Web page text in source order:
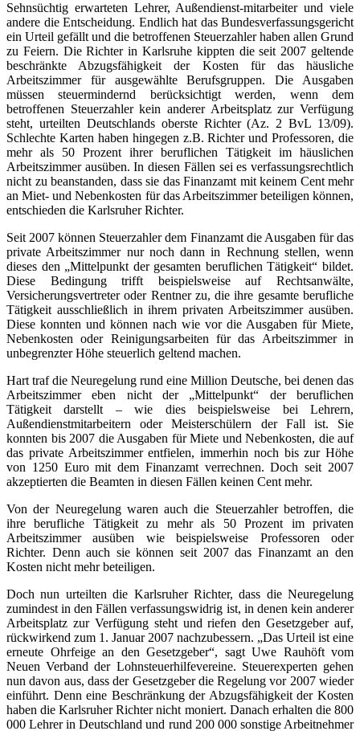
Sehnsüchtig erwarteten Lehrer, Außendienst-mitarbeiter und viele
andere die Entscheidung. Endlich hat das Bundesverfassungsgericht
ein Urteil gefällt und die betroffenen Steuerzahler haben allen Grund
zu Feiern. Die Richter in Karlsruhe kippten die seit 2007 geltende
beschränkte Abzugsfähigkeit der Kosten für das häusliche
Arbeitszimmer für ausgewählte Berufsgruppen. Die Ausgaben
müssen steuermindernd berücksichtigt werden, wenn dem
betroffenen Steuerzahler kein anderer Arbeitsplatz zur Verfügung
steht, urteilten Deutschlands oberste Richter (Az. 2 BvL 13/09).
Schlechte Karten haben hingegen z.B. Richter und Professoren, die
mehr als 50 Prozent ihrer beruflichen Tätigkeit im häuslichen
Arbeitszimmer ausüben. In diesen Fällen sei es verfassungsrechtlich
nicht zu beanstanden, dass sie das Finanzamt mit keinem Cent mehr
an Miet- und Nebenkosten für das Arbeitszimmer beteiligen können,
entschieden die Karlsruher Richter.
Seit 2007 können Steuerzahler dem Finanzamt die Ausgaben für das
private Arbeitszimmer nur noch dann in Rechnung stellen, wenn
dieses den „Mittelpunkt der gesamten beruflichen Tätigkeit“ bildet.
Diese Bedingung trifft beispielsweise auf Rechtsanwälte,
Versicherungsvertreter oder Rentner zu, die ihre gesamte berufliche
Tätigkeit ausschließlich in ihrem privaten Arbeitszimmer ausüben.
Diese konnten und können nach wie vor die Ausgaben für Miete,
Nebenkosten oder Reinigungsarbeiten für das Arbeitszimmer in
unbegrenzter Höhe steuerlich geltend machen.
Hart traf die Neuregelung rund eine Million Deutsche, bei denen das
Arbeitszimmer eben nicht der „Mittelpunkt“ der beruflichen
Tätigkeit darstellt – wie dies beispielsweise bei Lehrern,
Außendienstmitarbeitern oder Meisterschülern der Fall ist. Sie
konnten bis 2007 die Ausgaben für Miete und Nebenkosten, die auf
das private Arbeitszimmer entfielen, immerhin noch bis zur Höhe
von 1250 Euro mit dem Finanzamt verrechnen. Doch seit 2007
akzeptierten die Beamten in diesen Fällen keinen Cent mehr.
Von der Neuregelung waren auch die Steuerzahler betroffen, die
ihre berufliche Tätigkeit zu mehr als 50 Prozent im privaten
Arbeitszimmer ausüben wie beispielsweise Professoren oder
Richter. Denn auch sie können seit 2007 das Finanzamt an den
Kosten nicht mehr beteiligen.
Doch nun urteilten die Karlsruher Richter, dass die Neuregelung
zumindest in den Fällen verfassungswidrig ist, in denen kein anderer
Arbeitsplatz zur Verfügung steht und riefen den Gesetzgeber auf,
rückwirkend zum 1. Januar 2007 nachzubessern. „Das Urteil ist eine
erneute Ohrfeige an den Gesetzgeber“, sagt Uwe Rauhöft vom
Neuen Verband der Lohnsteuerhilfevereine. Steuerexperten gehen
nun davon aus, dass der Gesetzgeber die Regelung vor 2007 wieder
einführt. Denn eine Beschränkung der Abzugsfähigkeit der Kosten
haben die Karlsruher Richter nicht moniert. Danach erhalten die 800
000 Lehrer in Deutschland und rund 200 000 sonstige Arbeitnehmer